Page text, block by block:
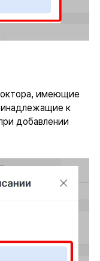
имеющие
к
добавлении